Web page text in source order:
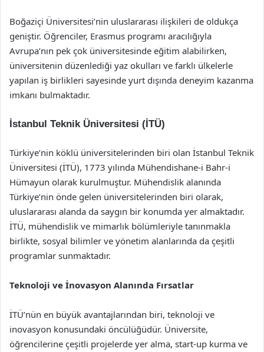
Boğaziçi Üniversitesi’nin uluslararası ilişkileri de oldukça
geniştir. Öğrenciler, Erasmus programı aracılığıyla
Avrupa’nın pek çok üniversitesinde eğitim alabilirken,
üniversitenin düzenlediği yaz okulları ve farklı ülkelerle
yapılan iş birlikleri sayesinde yurt dışında deneyim kazanma
imkanı bulmaktadır.
İstanbul Teknik Üniversitesi (İTÜ)
Türkiye’nin köklü üniversitelerinden biri olan İstanbul Teknik
Üniversitesi (İTÜ), 1773 yılında Mühendishane-i Bahr-i
Hümayun olarak kurulmuştur. Mühendislik alanında
Türkiye’nin önde gelen üniversitelerinden biri olarak,
uluslararası alanda da saygın bir konumda yer almaktadır.
İTÜ, mühendislik ve mimarlık bölümleriyle tanınmakla
birlikte, sosyal bilimler ve yönetim alanlarında da çeşitli
programlar sunmaktadır.
Teknoloji ve İnovasyon Alanında Fırsatlar
İTÜ’nün en büyük avantajlarından biri, teknoloji ve
inovasyon konusundaki öncülüğüdür. Üniversite,
öğrencilerine çeşitli projelerde yer alma, start-up kurma ve